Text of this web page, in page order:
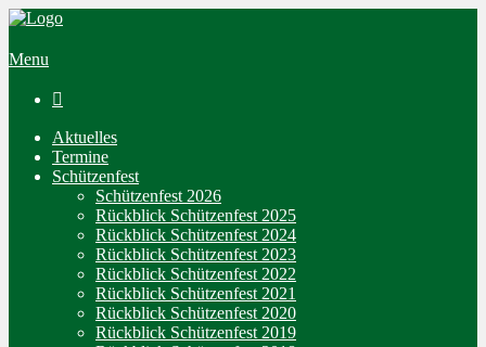
Menu

Aktuelles
Termine
Schützenfest
Schützenfest 2026
Rückblick Schützenfest 2025
Rückblick Schützenfest 2024
Rückblick Schützenfest 2023
Rückblick Schützenfest 2022
Rückblick Schützenfest 2021
Rückblick Schützenfest 2020
Rückblick Schützenfest 2019